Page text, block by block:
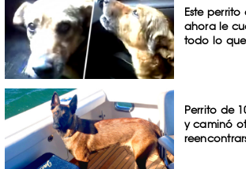
Este
ahora le
todo lo
Perrito de
y caminó